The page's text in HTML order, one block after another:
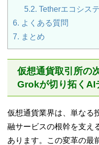
5.2. Tetherエコシス
6. よくある質問
7. まとめ
仮想通貨取引所の
Grokが切り拓くAI
仮想通貨業界は、単なる
融サービスの根幹を支え
あります。この変革の最